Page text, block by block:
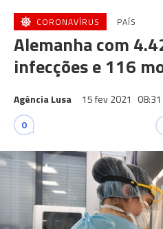
CORONAVÍRUS PAÍS
Alemanha com
infecções e 116
Agência Lusa 15 fev 2021 08:31
0